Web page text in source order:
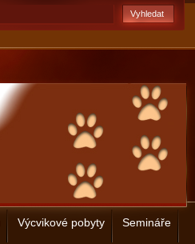
Výcvikové pobyty Semináře